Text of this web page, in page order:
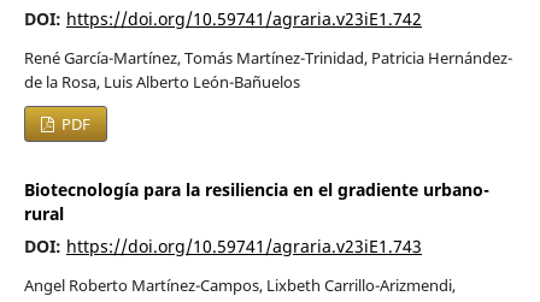
DOI: https://doi.org/10.59741/agraria.v23iE1.742
René García-Martínez, Tomás Martínez-Trinidad, Patricia Hernández-
de la Rosa, Luis Alberto León-Bañuelos
PDF
Biotecnología para la resiliencia en el gradiente urbano-
rural
DOI: https://doi.org/10.59741/agraria.v23iE1.743
Angel Roberto Martínez-Campos, Lixbeth Carrillo-Arizmendi,